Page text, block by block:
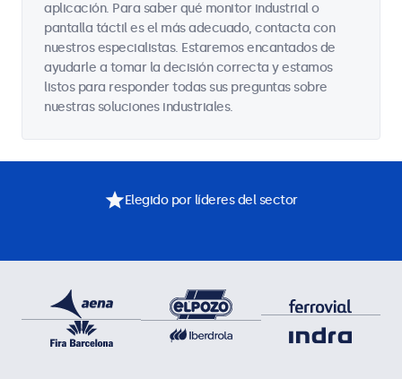
aplicación. Para saber qué monitor industrial o
pantalla táctil es el más adecuado, contacta con
nuestros especialistas. Estaremos encantados de
ayudarle a tomar la decisión correcta y estamos
listos para responder todas sus preguntas sobre
nuestras soluciones industriales.
Elegido por líderes del sector